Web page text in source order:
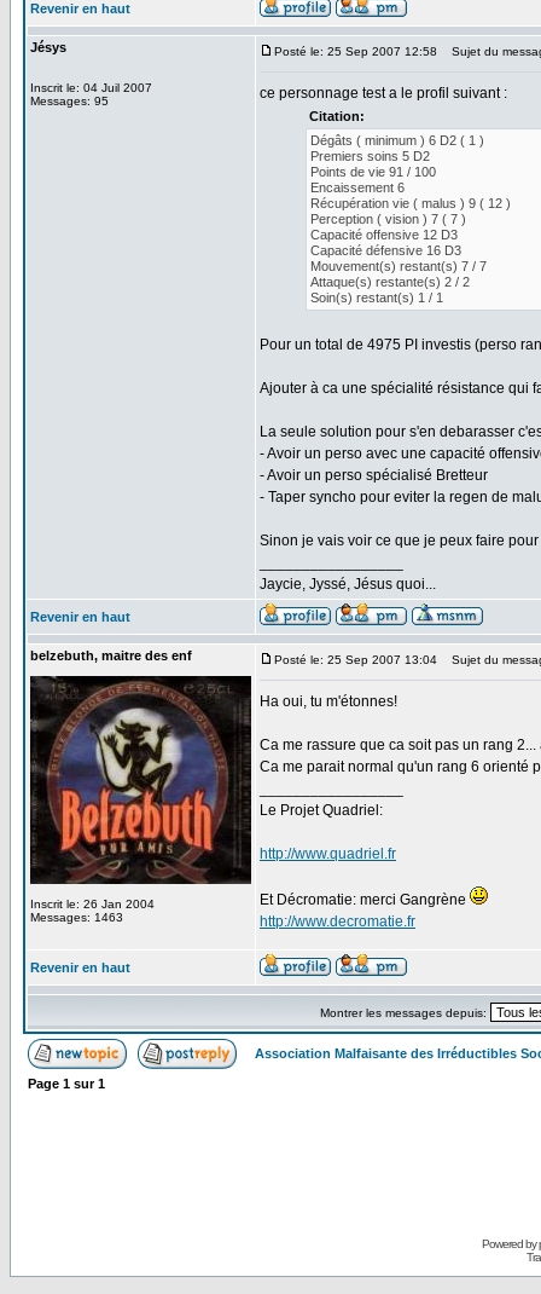
Revenir en haut
Jésys
Inscrit le: 04 Juil 2007
Messages: 95
Posté le: 25 Sep 2007 12:58 Sujet du
ce personnage test a le profil suivant :
Citation:
Dégâts ( minimum ) 6 D2 ( 1 )
Premiers soins 5 D2
Points de vie 91 / 100
Encaissement 6
Récupération vie ( malus ) 9 ( 12 )
Perception ( vision ) 7 ( 7 )
Capacité offensive 12 D3
Capacité défensive 16 D3
Mouvement(s) restant(s) 7 / 7
Attaque(s) restante(s) 2 / 2
Soin(s) restant(s) 1 / 1
Pour un total de 4975 PI investis (perso
Ajouter à ca une spécialité résistance qui
La seule solution pour s'en debarasser
- Avoir un perso avec une capacité
- Avoir un perso spécialisé Bretteur
- Taper syncho pour eviter la regen de
Sinon je vais voir ce que je peux faire
Jaycie, Jyssé, Jésus quoi...
Revenir en haut
belzebuth, maitre des enf
Inscrit le: 26 Jan 2004
Messages: 1463
Posté le: 25 Sep 2007 13:04 Sujet du
Ha oui, tu m'étonnes!
Ca me rassure que ca soit pas un rang
Ca me parait normal qu'un rang 6 orienté
Le Projet Quadriel:
http://www.quadriel.fr
Et Décromatie: merci Gangrène
http://www.decromatie.fr
Revenir en haut
Montrer les messages depuis:
Association Malfaisante des Irréductibles
Page 1 sur1
Powered by